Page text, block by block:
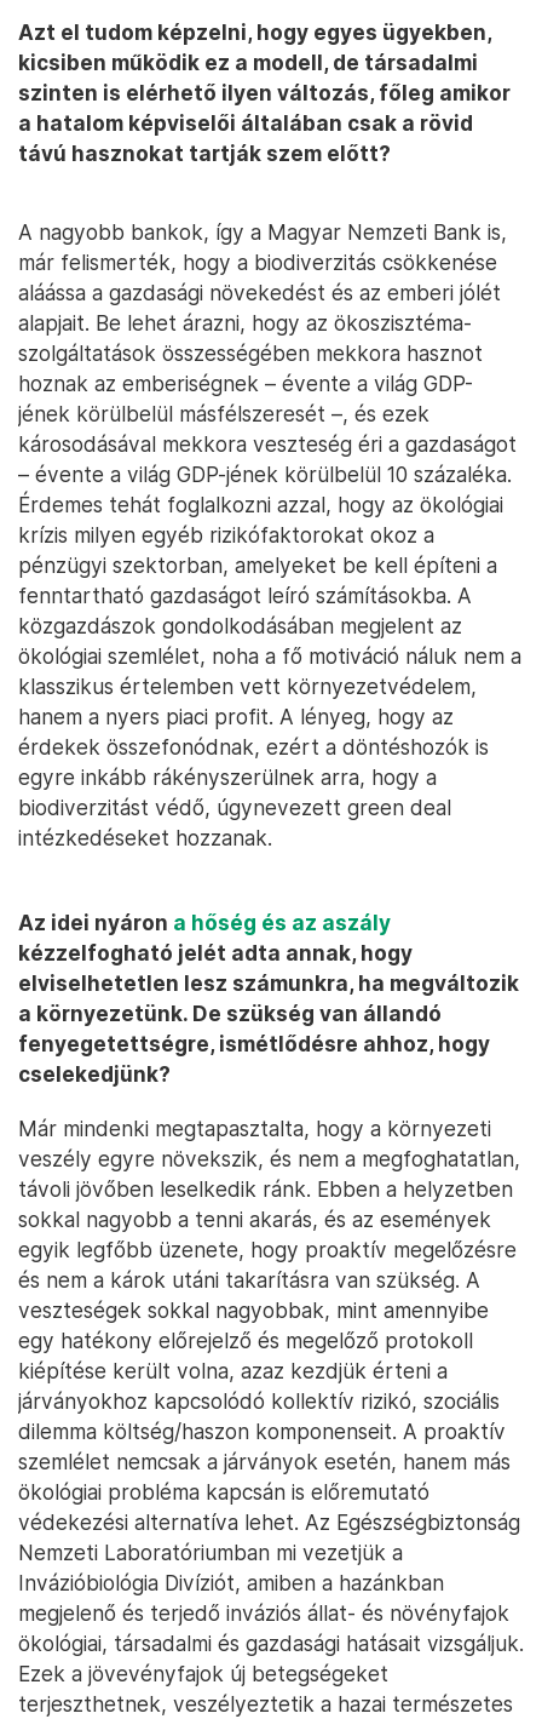
Azt el tudom képzelni, hogy egyes ügyekben,
kicsiben működik ez a modell, de társadalmi
szinten is elérhető ilyen változás, főleg amikor
a hatalom képviselői általában csak a rövid
távú hasznokat tartják szem előtt?
A nagyobb bankok, így a Magyar Nemzeti Bank is,
már felismerték, hogy a biodiverzitás csökkenése
aláássa a gazdasági növekedést és az emberi jólét
alapjait. Be lehet árazni, hogy az ökoszisztéma-
szolgáltatások összességében mekkora hasznot
hoznak az emberiségnek – évente a világ GDP-
jének körülbelül másfélszeresét –, és ezek
károsodásával mekkora veszteség éri a gazdaságot
– évente a világ GDP-jének körülbelül 10 százaléka.
Érdemes tehát foglalkozni azzal, hogy az ökológiai
krízis milyen egyéb rizikófaktorokat okoz a
pénzügyi szektorban, amelyeket be kell építeni a
fenntartható gazdaságot leíró számításokba. A
közgazdászok gondolkodásában megjelent az
ökológiai szemlélet, noha a fő motiváció náluk nem a
klasszikus értelemben vett környezetvédelem,
hanem a nyers piaci profit. A lényeg, hogy az
érdekek összefonódnak, ezért a döntéshozók is
egyre inkább rákényszerülnek arra, hogy a
biodiverzitást védő, úgynevezett green deal
intézkedéseket hozzanak.
Az idei nyáron a hőség és az aszály
kézzelfogható jelét adta annak, hogy
elviselhetetlen lesz számunkra, ha megváltozik
a környezetünk. De szükség van állandó
fenyegetettségre, ismétlődésre ahhoz, hogy
cselekedjünk?
Már mindenki megtapasztalta, hogy a környezeti
veszély egyre növekszik, és nem a megfoghatatlan,
távoli jövőben leselkedik ránk. Ebben a helyzetben
sokkal nagyobb a tenni akarás, és az események
egyik legfőbb üzenete, hogy proaktív megelőzésre
és nem a károk utáni takarításra van szükség. A
veszteségek sokkal nagyobbak, mint amennyibe
egy hatékony előrejelző és megelőző protokoll
kiépítése került volna, azaz kezdjük érteni a
járványokhoz kapcsolódó kollektív rizikó, szociális
dilemma költség/haszon komponenseit. A proaktív
szemlélet nemcsak a járványok esetén, hanem más
ökológiai probléma kapcsán is előremutató
védekezési alternatíva lehet. Az Egészségbiztonság
Nemzeti Laboratóriumban mi vezetjük a
Invázióbiológia Divíziót, amiben a hazánkban
megjelenő és terjedő inváziós állat- és növényfajok
ökológiai, társadalmi és gazdasági hatásait vizsgáljuk.
Ezek a jövevényfajok új betegségeket
terjeszthetnek, veszélyeztetik a hazai természetes